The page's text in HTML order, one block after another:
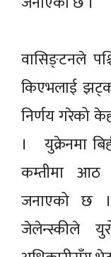
वासिङ्टनले
किएभलाई
निर्णय गरेको
। युक्रेनमा
कम्तीमा
जनाएको छ ।
जेलेन्स्कीले